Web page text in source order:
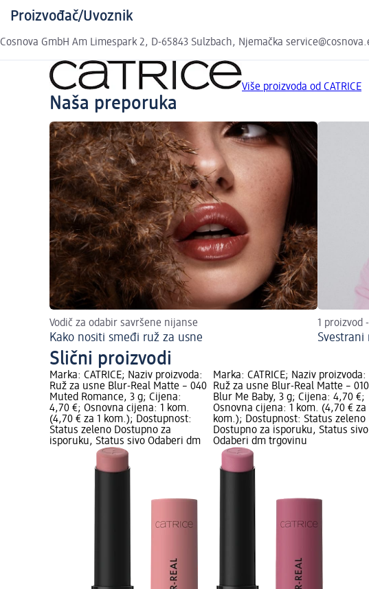
Proizvođač/Uvoznik
Cosnova GmbH Am Limespark 2, D-65843 Sulzbach, Njemačka
Više proizvoda od CATRICE
Naša preporuka
Vodič za odabir savršene nijanse
Kako nositi smeđi ruž za usne
1 proizvod
Svestrani
Slični proizvodi
Marka: CATRICE; Naziv proizvoda:
Ruž za usne Blur-Real Matte – 040
Muted Romance, 3 g; Cijena:
4,70 €; Osnovna cijena: 1 kom.
(4,70 € za 1 kom.); Dostupnost:
Status zeleno Dostupno za
isporuku, Status sivo Odaberi dm
Marka: CATRICE; Naziv proizvoda:
Ruž za usne Blur-Real Matte – 010
Blur Me Baby, 3 g; Cijena: 4,70 €;
Osnovna cijena: 1 kom. (4,70 € za
kom.); Dostupnost: Status zeleno
Dostupno za isporuku, Status sivo
Odaberi dm trgovinu